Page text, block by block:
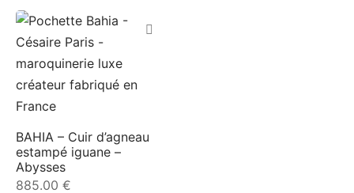
BAHIA – Cuir d’agneau
estampé iguane –
Abysses
885.00 €
Joh